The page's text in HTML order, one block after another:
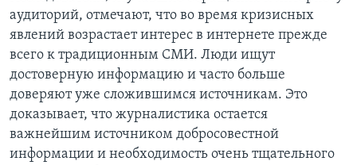
аудиторий, отмечают, что во время кризисных
явлений возрастает интерес в интернете прежде
всего к традиционным СМИ. Люди ищут
достоверную информацию и часто больше
доверяют уже сложившимся источникам. Это
доказывает, что журналистика остается
важнейшим источником добросовестной
информации и необходимость очень тщательного